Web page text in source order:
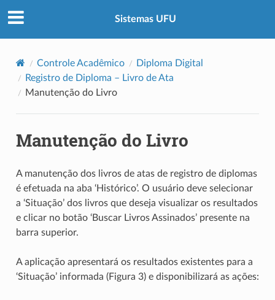
Sistemas UFU
Controle Acadêmico
Diploma Digital
Registro de Diploma – Livro de Ata
Manutenção do Livro
Manutenção do Livro
A manutenção dos livros de atas de registro de diplomas
é efetuada na aba ‘Histórico’. O usuário deve selecionar
a ‘Situação’ dos livros que deseja visualizar os resultados
e clicar no botão ‘Buscar Livros Assinados’ presente na
barra superior.
A aplicação apresentará os resultados existentes para a
‘Situação’ informada (Figura 3) e disponibilizará as ações: